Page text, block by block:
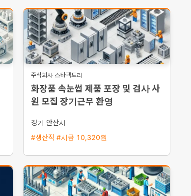
주식회사 스타팩토리
화장품 속눈썹 제품 포장 및 검사 사
원 모집 장기근무 환영
경기 안산시
#생산직 #시급 10,320원